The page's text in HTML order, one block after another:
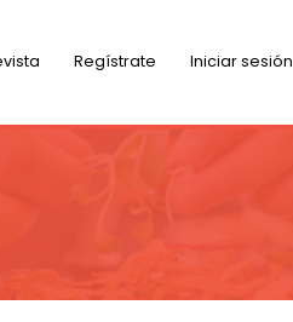
Regístrate Iniciar sesión